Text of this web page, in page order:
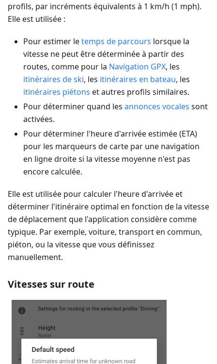
profils, par incréments équivalents à 1 km/h (1 mph).
Elle est utilisée :
Pour estimer letemps de parcours lorsque la
vitesse ne peut être déterminée à partir des
routes, comme pour la Navigation GPX, les
itinéraires de ski, les itinéraires en bateau, les
itinéraires piétons et autres profils similaires.
Pour déterminer quand les annonces vocales sont
activées.
Pour déterminer l'heure d'arrivée estimée (ETA)
pour les marqueurs de carte par une navigation
en ligne droite si la vitesse moyenne n'est pas
encore calculée.
Elle est utilisée pour calculer l'heure d'arrivée et
déterminer l'itinéraire optimal en fonction de la vitesse
de déplacement que l'application considère comme
typique. Par exemple, voiture, transport en commun,
piéton, ou la vitesse que vous définissez
manuellement.
Vitesses sur route